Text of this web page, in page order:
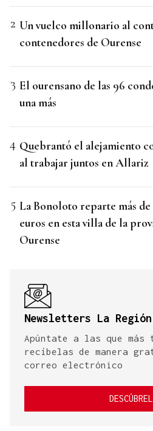
Un vuelco millonario al
contenedores de Ourense
El ourensano de las 96
una más
Quebrantó el alejamiento
al trabajar juntos en Allariz
La Bonoloto reparte más
euros en esta villa de la
Ourense
Newsletters La Región
Apúntate a las que
recíbelas de manera
correo electrónico